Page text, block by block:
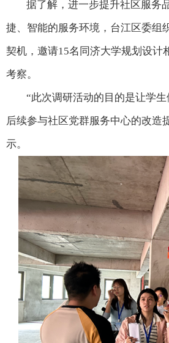
据了解，进一步提升社区服务
捷、智能的服务环境，台江区委组
契机，邀请15名同济大学规划设计
考察。
“此次调研活动的目的是让学
后续参与社区党群服务中心的改造
示。